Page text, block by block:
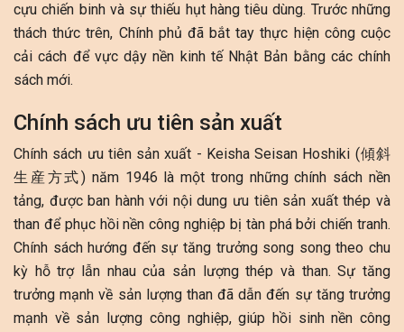
cựu chiến binh và sự thiếu hụt hàng tiêu dùng. Trước những
thách thức trên, Chính phủ đã bắt tay thực hiện công cuộc
cải cách để vực dậy nền kinh tế Nhật Bản bằng các chính
sách mới.
Chính sách ưu tiên sản xuất
Chính sách ưu tiên sản xuất - Keisha Seisan Hoshiki (傾斜
生産方式) năm 1946 là một trong những chính sách nền
tảng, được ban hành với nội dung ưu tiên sản xuất thép và
than để phục hồi nền công nghiệp bị tàn phá bởi chiến tranh.
Chính sách hướng đến sự tăng trưởng song song theo chu
kỳ hỗ trợ lẫn nhau của sản lượng thép và than. Sự tăng
trưởng mạnh về sản lượng than đã dẫn đến sự tăng trưởng
mạnh về sản lượng công nghiệp, giúp hồi sinh nền công